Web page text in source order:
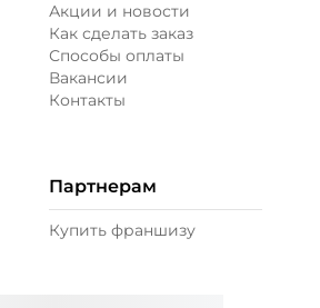
Акции и новости
Как сделать заказ
Способы оплаты
Вакансии
Контакты
Партнерам
Купить франшизу